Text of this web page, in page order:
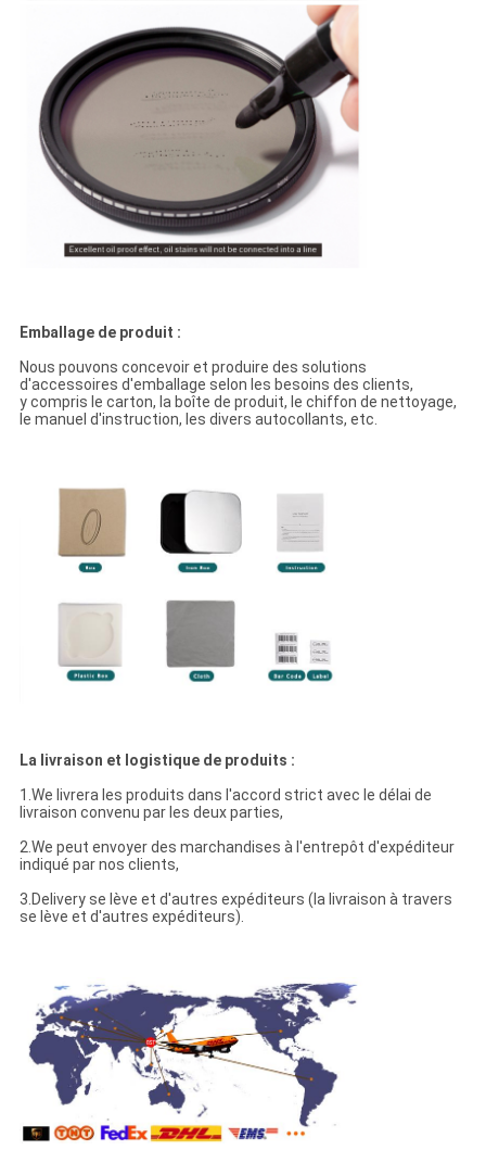
Emballage de produit :
Nous pouvons concevoir et produire des solutions
d'accessoires d'emballage selon les besoins des clients,
y compris le carton, la boîte de produit, le chiffon de nettoyage,
le manuel d'instruction, les divers autocollants, etc.
La livraison et logistique de produits :
1.We livrera les produits dans l'accord strict avec le délai de
livraison convenu par les deux parties,
2.We peut envoyer des marchandises à l'entrepôt d'expéditeur
indiqué par nos clients,
3.Delivery se lève et d'autres expéditeurs (la livraison à travers
se lève et d'autres expéditeurs).